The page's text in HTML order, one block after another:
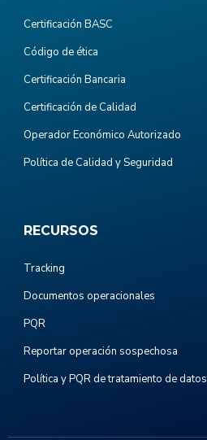
Certificación BASC
Código de ética
Certificación Bancaria
Certificación de Calidad
Operador Económico Autorizado
Política de Calidad y Seguridad
RECURSOS
Tracking
Documentos operacionales
PQR
Reportar operación sospechosa
Política y PQR de tratamiento de datos